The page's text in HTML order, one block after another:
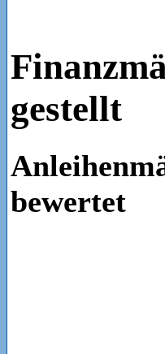
gestellt
bewertet